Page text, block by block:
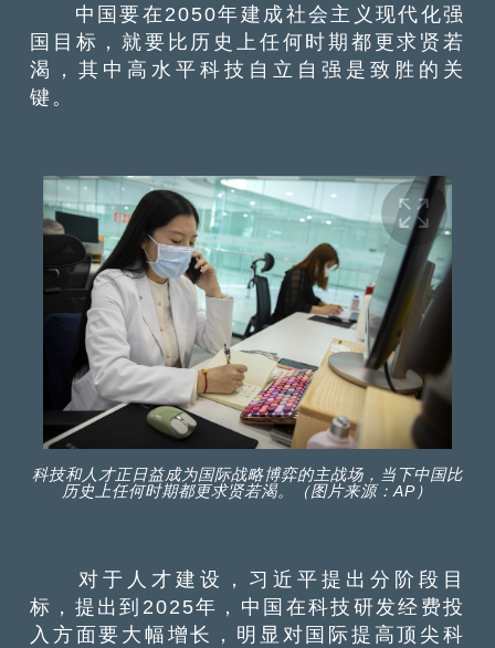
中国要在2050年建成社会主义现代化强
国目标，就要比历史上任何时期都更求贤若
渴，其中高水平科技自立自强是致胜的关
键。
科技和人才正日益成为国际战略博弈的主战场，当下中国比
历史上任何时期都更求贤若渴。（图片来源：AP）
对于人才建设，习近平提出分阶段目
标，提出到2025年，中国在科技研发经费投
入方面要大幅增长，明显对国际提高顶尖科